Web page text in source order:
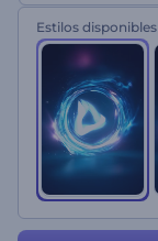
Estilos disponibles